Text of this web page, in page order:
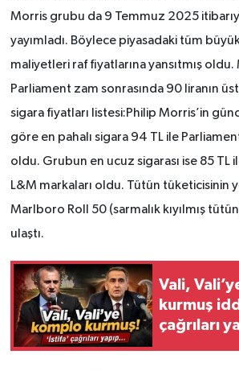
Morris grubu da 9 Temmuz 2025
yayımladı. Böylece piyasadaki tüm
maliyetleri raf fiyatlarına yansıtmış
Parliament zam sonrasında 90 liranın
sigara fiyatları listesi:Philip Morris’in
göre en pahalı sigara 94 TL ile
oldu. Grubun en ucuz sigarası ise 85 TL
L&M markaları oldu. Tütün tüketicisinin
Marlboro Roll 50 (sarmalık kıyılmış
ulaştı.
Vali,
kurmuş
çağrıları